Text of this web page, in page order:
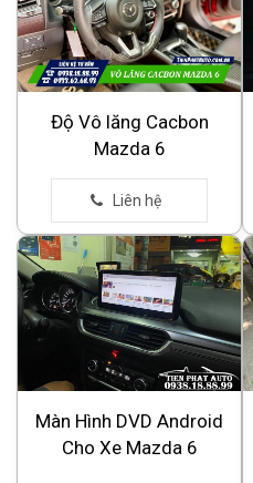
Độ Vô lăng Cacbon
Mazda 6
Màn Hình DVD Android
Cho Xe Mazda 6